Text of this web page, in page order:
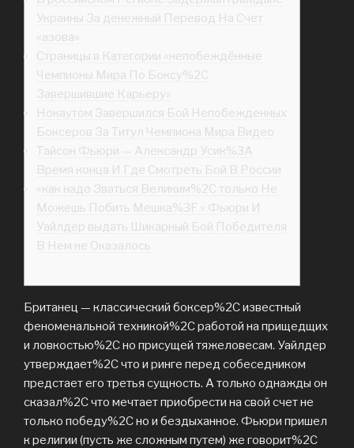
Украины За денежный Перевод На Счет
«азова»
Страницы в Категории «непобеждённые
Чемпионы Мира По Боксу%2C
Завершившие Карьеру»
Нокаутом Завершился Бой Непобежденных
Боксеров За Титул Чемпиона Мира Видео
Тайсон Фьюри — Александр Усик%3A
Время конца И Где Смотреть Бой В России
«как надо Зваться Великим%2C только Не
Можешь Побить Мешка%3F » Фьюри И
Уайлдер выдать Шикарный Бой Победителя
В Нем не Оказалось
Британец — классический боксер%2C известный
феноменальной техникой%2C работой на прищедщих
и ловкостью%2C но присущей тяжеловесам. Уайлдер
утверждает%2C что и ринге перед собеседником
предстает его третья сущность. А только однажды он
сказал%2C что мечтает приобрести на свой счет не
только победу%2C но и бездыханное. Фьюри пришел
к религии (пусть же сложным путем) же говорит%2C